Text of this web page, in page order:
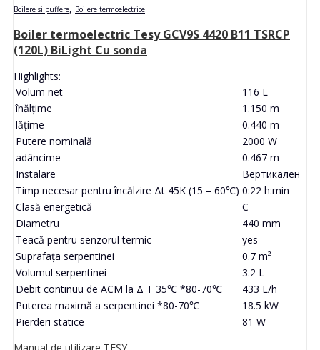
Boilere si puffere, Boilere termoelectrice
Boiler termoelectric Tesy GCV9S 4420 B11 TSRCP
(120L) BiLight Cu sonda
Highlights:
Volum net
116 L
înălţime
1.150 m
lăţime
0.440 m
Putere nominală
2000 W
adâncime
0.467 m
Instalare
Вертикален
Timp necesar pentru încălzire Δt 45K (15 – 60℃) 0:22 h:min
Clasă energetică
C
Diametru
440 mm
Teacă pentru senzorul termic
yes
Suprafaţa serpentinei
0.7 m²
Volumul serpentinei
3.2 L
Debit continuu de ACM la Δ T 35℃ *80-70℃
433 L/h
Puterea maximă a serpentinei *80-70℃
18.5 kW
Pierderi statice
81 W